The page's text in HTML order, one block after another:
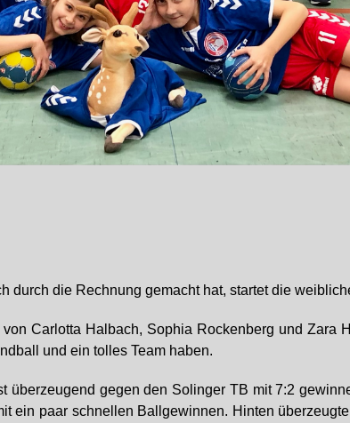
die Rechnung gemacht hat, startet die
Carlotta Halbach, Sophia Rockenberg und Zara
und ein tolles Team haben.
überzeugend gegen den Solinger TB mit 7:2
ein paar schnellen Ballgewinnen. Hinten